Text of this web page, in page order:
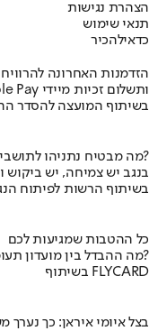
הצהרת נגישות
תנאי שימוש
כדאילהכיר
הזדמנות האחרונה
יחסי הימור משופרים, הפקדות ב-Apple Pay ותשלום זכיות מיידי
בשיתוף המועצה להסדר
מה מבטיח נתניהו לתושבי הנגב?
בנגב יש צמיחה, יש ביקוש
בשיתוף הרשות לפיתוח
כל ההטבות שמגיעות לכם
מה ההבדל בין מועדון תעופה וכרטיס אשראי?
בשיתוף FLYCARD
בצל איומי איראן: כך נערך